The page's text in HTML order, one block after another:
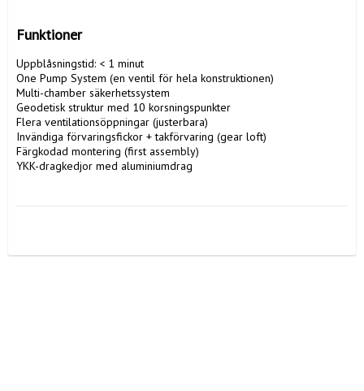
Funktioner
Uppblåsningstid: < 1 minut
One Pump System (en ventil för hela konstruktionen)
Multi-chamber säkerhetssystem
Geodetisk struktur med 10 korsningspunkter
Flera ventilationsöppningar (justerbara)
Invändiga förvaringsfickor + takförvaring (gear loft)
Färgkodad montering (first assembly)
YKK-dragkedjor med aluminiumdrag